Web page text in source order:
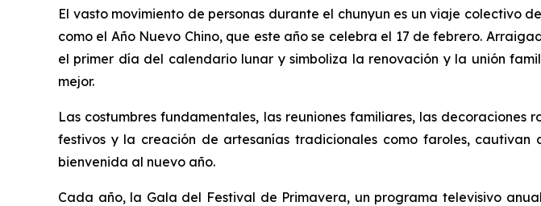
El vasto movimiento de personas durante el chunyun es un viaje colectivo
como el Año Nuevo Chino, que este año se celebra el 17 de febrero.
el primer día del calendario lunar y simboliza la renovación y la unión
mejor.
Las costumbres fundamentales, las reuniones familiares, las
festivos y la creación de artesanías tradicionales como faroles,
bienvenida al nuevo año.
Cada año, la Gala del Festival de Primavera, un programa televisivo